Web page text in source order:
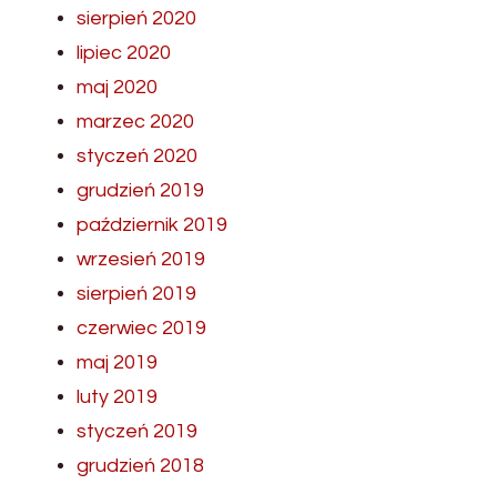
sierpień 2020
lipiec 2020
maj 2020
marzec 2020
styczeń 2020
grudzień 2019
październik 2019
wrzesień 2019
sierpień 2019
czerwiec 2019
maj 2019
luty 2019
styczeń 2019
grudzień 2018